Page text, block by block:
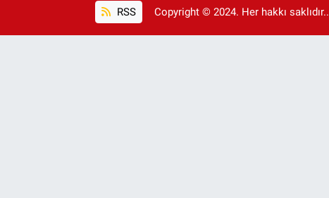
RSS Copyright © 2024. Her hakkı saklıdır..